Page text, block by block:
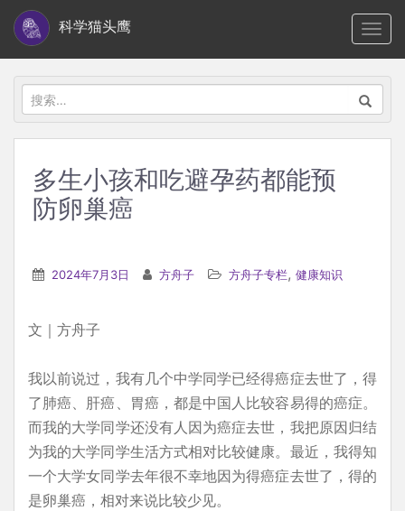
i
科学猫头鹰
搜
索：
多生小孩和吃避孕药都能预
防卵巢癌
2024年7月3日 方舟子 方舟子专栏, 健康知识
文｜方舟子
我以前说过，我有几个中学同学已经得癌症去世了，得
了肺癌、肝癌、胃癌，都是中国人比较容易得的癌症。
而我的大学同学还没有人因为癌症去世，我把原因归结
为我的大学同学生活方式相对比较健康。最近，我得知
一个大学女同学去年很不幸地因为得癌症去世了，得的
是卵巢癌，相对来说比较少见。